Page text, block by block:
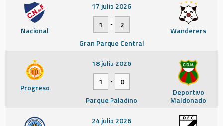
Nacional Wanderers
17 julio 2026
1
-
2
Gran Parque Central
Progreso Deportivo
Maldonado
18 julio 2026
1
-
0
Parque Paladino
24 julio 2026